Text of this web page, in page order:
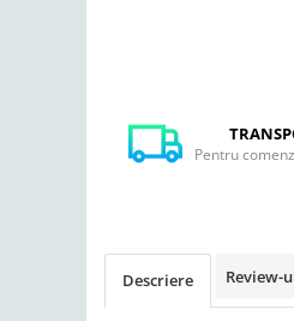
Pentru
Descriere Review-